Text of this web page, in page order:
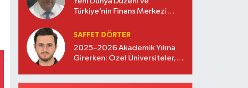
Türkiye’nin Finans Merkezi
SAFFET DÖRTER
2025–2026 Akademik Yılına
Girerken: Özel Üniversiteler,